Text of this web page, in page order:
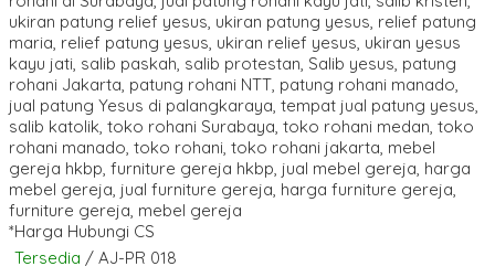
*Harga Hubungi CS
Tersedia / AJ-PR 018